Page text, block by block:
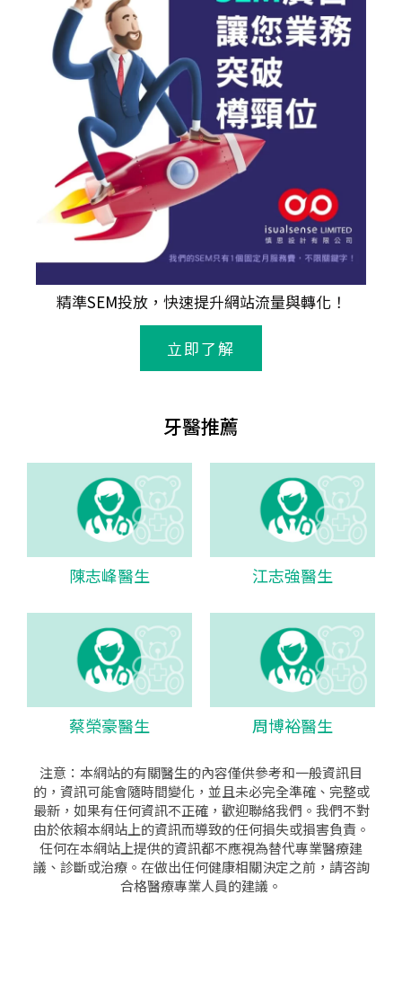
精準SEM投放，快速提升網站流量與轉化！
立即了解
牙醫推薦
陳志峰醫生 江志強醫生
蔡榮豪醫生 周博裕醫生
注意：本網站的有關醫生的內容僅供參考和一般資訊目
的，資訊可能會隨時間變化，並且未必完全準確、完整或
最新，如果有任何資訊不正確，歡迎聯絡我們。我們不對
由於依賴本網站上的資訊而導致的任何損失或損害負責。
任何在本網站上提供的資訊都不應視為替代專業醫療建
議、診斷或治療。在做出任何健康相關決定之前，請咨詢
合格醫療專業人員的建議。